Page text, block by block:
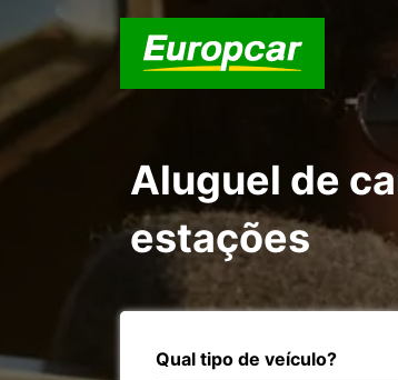
Aluguel de
estações
Qual tipo de veículo?